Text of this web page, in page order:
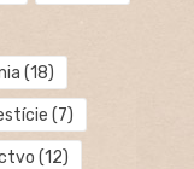
(18)
(7)
(12)